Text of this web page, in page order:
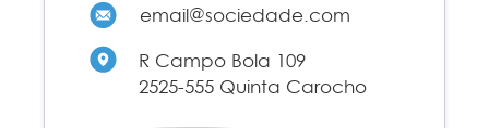
email@sociedade.com
R Campo Bola 109
2525-555 Quinta Carocho